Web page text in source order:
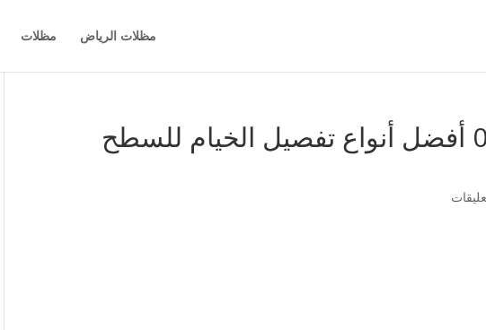
مظلات الرياض مظلات
خيام الرياض 0554989769 أفضل أنواع تفصيل الخيام للسطح